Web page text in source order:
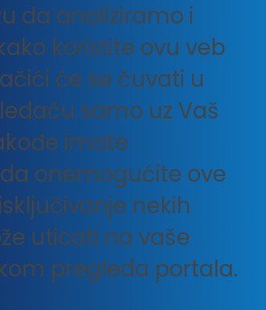
da analiziramo i
koristite ovu veb
će se čuvati u
samo uz Vaš
imate
onemogućite ove
nekih
uticati na vaše
pregleda portala.